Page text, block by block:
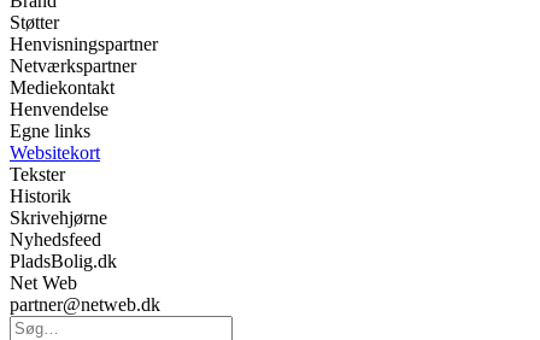
Støtter
Henvisningspartner
Netværkspartner
Mediekontakt
Henvendelse
Egne links
Websitekort
Tekster
Historik
Skrivehjørne
Nyhedsfeed
PladsBolig.dk
Net Web
partner@netweb.dk